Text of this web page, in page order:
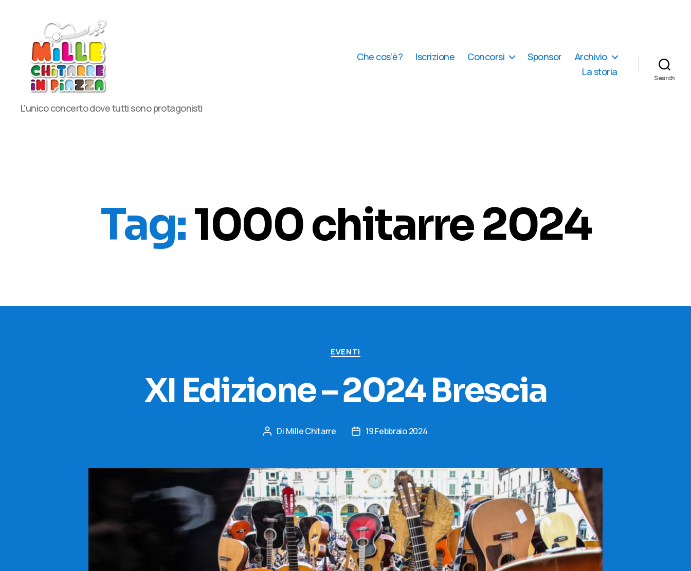
MilleChitarre
in
L'unico concerto dove tutti sono protagonisti
Che cos’è? Iscrizione Concorsi Sponsor
Archivio
La storia
Search
Tag:1000 chitarre 2024
Categorie
EVENTI
XI Edizione – 2024 Brescia
Autore
Di Mille Chitarre
Data19 Febbraio 2024